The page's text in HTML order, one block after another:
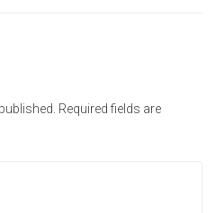
Required fields are